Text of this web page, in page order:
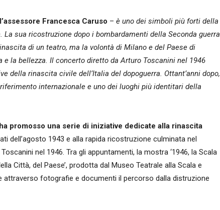
l’assessore Francesca Caruso – è uno dei simboli più forti della
sua ricostruzione dopo i bombardamenti della Seconda guerra
di un teatro, ma la volontà di Milano e del Paese di
la bellezza. Il concerto diretto da Arturo Toscanini nel 1946
della rinascita civile dell’Italia del dopoguerra. Ottant’anni dopo,
internazionale e uno dei luoghi più identitari della
promosso una serie di iniziative dedicate alla rinascita
dell’agosto 1943 e alla rapida ricostruzione culminata nel
nel 1946. Tra gli appuntamenti, la mostra ‘1946, la Scala
Città, del Paese’, prodotta dal Museo Teatrale alla Scala e
attraverso fotografie e documenti il percorso dalla distruzione